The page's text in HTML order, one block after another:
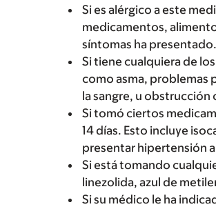
Si es alérgico a este
medicamentos,
síntomas ha presentado.
Si tiene cualquiera de
como asma, problemas
la sangre, u
Si tomó ciertos
14 días. Esto incluye
presentar hipertensión
Si está tomando
linezolida, azul de
Si su médico le ha